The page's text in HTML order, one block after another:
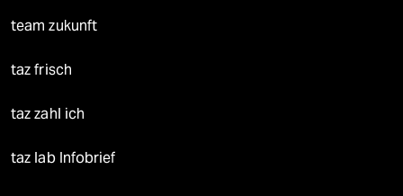
team zukunft
taz frisch
taz zahl ich
taz lab Infobrief